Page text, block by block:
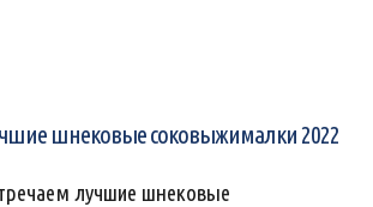
шнековые соковыжималки 2022
лучшие шнековые